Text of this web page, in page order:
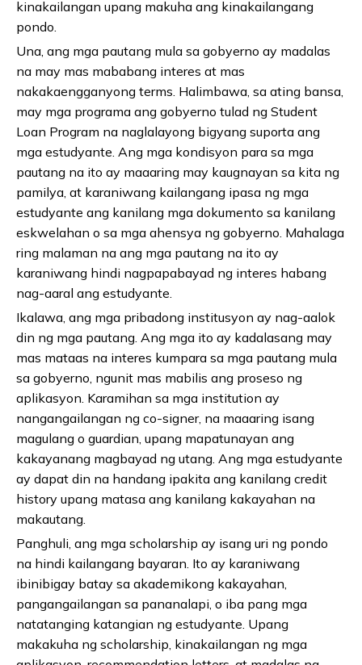
kinakailangan upang makuha ang kinakailangang
pondo.
Una, ang mga pautang mula sa gobyerno ay madalas
na may mas mababang interes at mas
nakakaengganyong terms. Halimbawa, sa ating bansa,
may mga programa ang gobyerno tulad ng Student
Loan Program na naglalayong bigyang suporta ang
mga estudyante. Ang mga kondisyon para sa mga
pautang na ito ay maaaring may kaugnayan sa kita ng
pamilya, at karaniwang kailangang ipasa ng mga
estudyante ang kanilang mga dokumento sa kanilang
eskwelahan o sa mga ahensya ng gobyerno. Mahalaga
ring malaman na ang mga pautang na ito ay
karaniwang hindi nagpapabayad ng interes habang
nag-aaral ang estudyante.
Ikalawa, ang mga pribadong institusyon ay nag-aalok
din ng mga pautang. Ang mga ito ay kadalasang may
mas mataas na interes kumpara sa mga pautang mula
sa gobyerno, ngunit mas mabilis ang proseso ng
aplikasyon. Karamihan sa mga institution ay
nangangailangan ng co-signer, na maaaring isang
magulang o guardian, upang mapatunayan ang
kakayanang magbayad ng utang. Ang mga estudyante
ay dapat din na handang ipakita ang kanilang credit
history upang matasa ang kanilang kakayahan na
makautang.
Panghuli, ang mga scholarship ay isang uri ng pondo
na hindi kailangang bayaran. Ito ay karaniwang
ibinibigay batay sa akademikong kakayahan,
pangangailangan sa pananalapi, o iba pang mga
natatanging katangian ng estudyante. Upang
makakuha ng scholarship, kinakailangan ng mga